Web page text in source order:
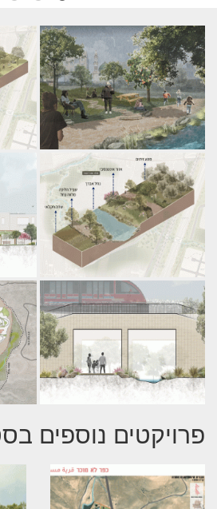
פרויקטים נוספים